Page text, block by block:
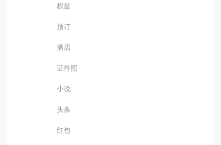
权益
预订
酒店
证件照
小说
头条
红包